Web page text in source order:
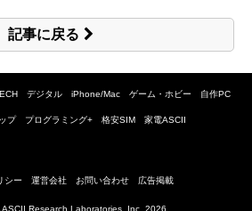
記事に戻る
デジタル iPhone/Mac ゲーム・ホビー 自作PC
プ プログラミング+ 格安SIM 家電ASCII
シー 運営会社 お問い合わせ 広告掲載
Research Laboratories, Inc. 2026